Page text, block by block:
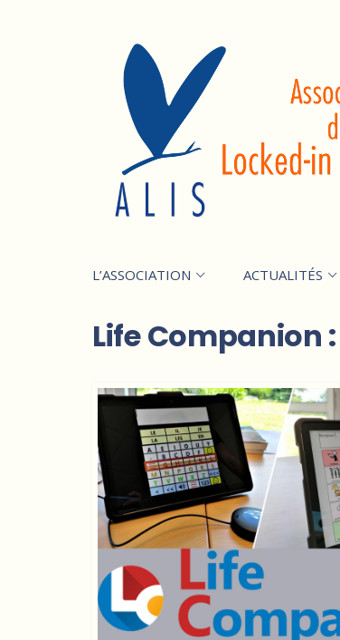
L’ASSOCIATION ACTUALITÉS
Life Companion